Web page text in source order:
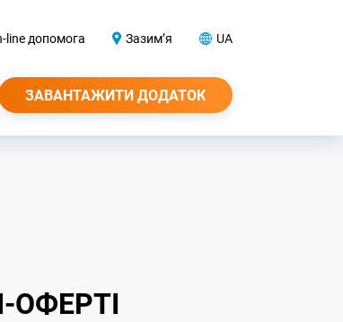
line допомога Зазим’я UA
ЗАВАНТАЖИТИ ДОДАТОК
ОФЕРТІ